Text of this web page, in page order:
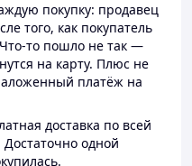
покупку: продавец
того, как покупатель
то пошло не так —
на карту. Плюс не
платёж на
доставка по всей
одной